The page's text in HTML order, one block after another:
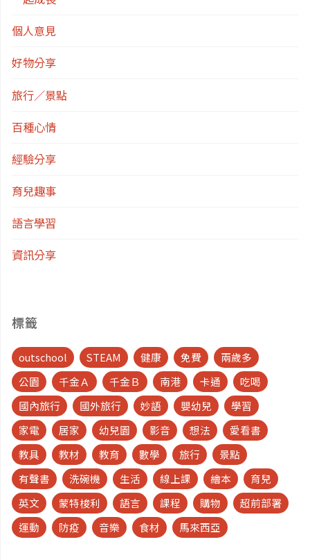
個人意見
好物分享
旅行／景點
百種心情
經驗分享
育兒趣事
語言學習
資訊分享
標籤
outschool STEAM 健康 免費
兩歲多
公園
千金Ａ 千金Ｂ 南港 卡通
吃喝
國內旅行
國外旅行 妙語 嬰幼兒
學習
家電
居家 幼兒園 影音 想法
愛看書
教具
教材 教育 數學 旅行
景點
有聲書
洗碗機 生活 線上課 繪本
育兒
英文
蒙特梭利 語言 課程 購物
超前部署
運動
防疫 音樂 食材 馬來西亞